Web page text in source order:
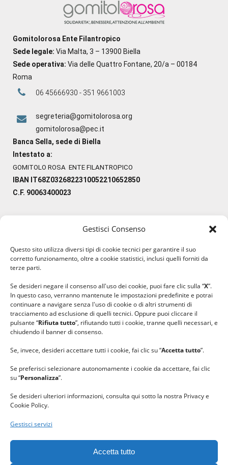
Gestisci Consenso
Questo sito utilizza diversi tipi di cookie tecnici per garantire il suo
corretto funzionamento, oltre a cookie statistici, inclusi quelli forniti da
terze parti.
Se desideri negare il consenso all'uso dei cookie, puoi fare clic sulla “X”.
In questo caso, verranno mantenute le impostazioni predefinite e potrai
continuare a navigare senza l'uso di cookie o di altri strumenti di
tracciamento ad esclusione di quelli tecnici. Oppure puoi cliccare il
pulsante “Rifiuta tutto”, rifiutando tutti i cookie, tranne quelli necessari, e
chiudendo il banner di consenso.
Se, invece, desideri accettare tutti i cookie, fai clic su “Accetta tutto”.
Se preferisci selezionare autonomamente i cookie da accettare, fai clic
su “Personalizza”.
Se desideri ulteriori informazioni, consulta qui sotto la nostra Privacy e
Cookie Policy.
Gestisci servizi
Accetta tutto
Gomitolorosa Ente Filantropico
Sede legale: Via Malta, 3 – 13900 Biella
Sede operativa: Via delle Quattro Fontane, 20/a – 00184
Roma
06 45666930 - 351 9661003
segreteria@gomitolorosa.org
gomitolorosa@pec.it
Banca Sella, sede di Biella
Intestato a:
GOMITOLO ROSA ENTE FILANTROPICO
IBAN IT68Z0326822310052210652850
C.F. 90063400023
#lanaterapia
#ilcaloredellempatia